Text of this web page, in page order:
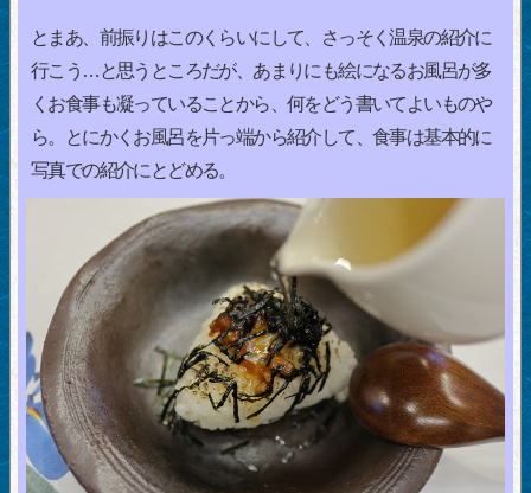
とまあ、前振りはこのくらいにして、さっそく温泉の紹介に
行こう…と思うところだが、あまりにも絵になるお風呂が多
くお食事も凝っていることから、何をどう書いてよいものや
ら。とにかくお風呂を片っ端から紹介して、食事は基本的に
写真での紹介にとどめる。